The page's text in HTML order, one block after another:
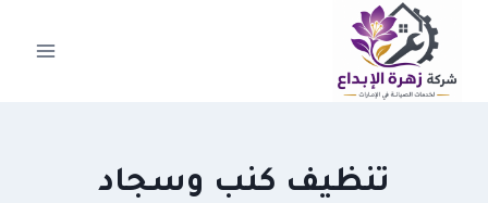
التجاوز
المحتوى
تنظيف كنب وسجاد